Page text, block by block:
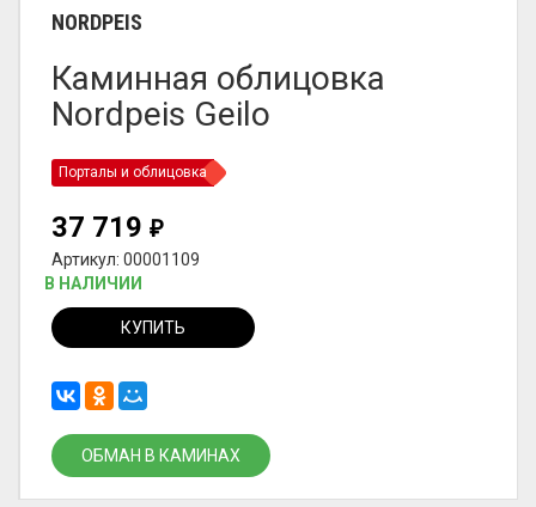
NORDPEIS
Каминная облицовка
Nordpeis Geilo
Порталы и облицовка
37 719 ₽
Артикул: 00001109
В НАЛИЧИИ
КУПИТЬ
ОБМАН В КАМИНАХ